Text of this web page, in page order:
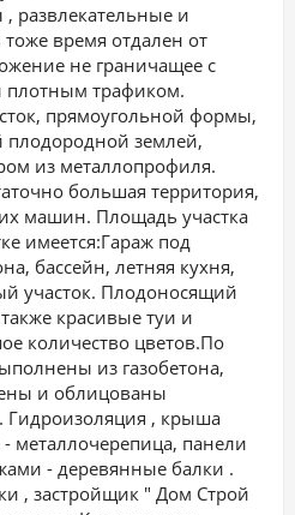
развлекательные и
время отдален от
не граничащее с
трафиком.
прямоугольной формы,
плодородной землей,
из металлопрофиля.
большая территория,
машин. Площадь участка
имеется:Гараж под
бассейн, летняя кухня,
участок. Плодоносящий
красивые туи и
количество цветов.По
из газобетона,
и облицованы
, крыша
металлочерепица, панели
- деревянные балки .
, застройщик " Дом Строй